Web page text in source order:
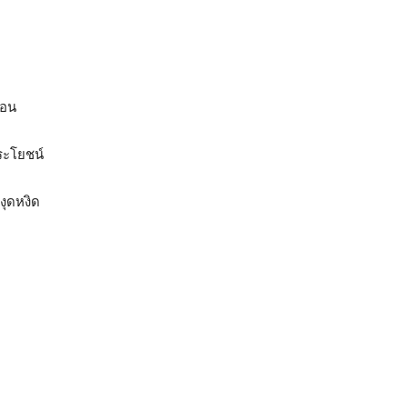
น
ะโยชน์
ดหงิด